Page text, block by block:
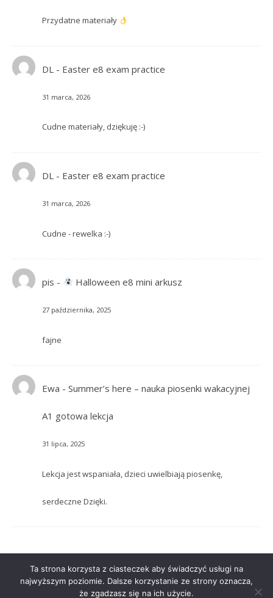
Przydatne materiały
DL - Easter e8 exam practice
31 marca, 2026
Cudne materiały, dziękuję :-)
DL - Easter e8 exam practice
31 marca, 2026
Cudne - rewelka :-)
pis - Halloween e8 mini arkusz
27 października, 2025
fajne
Ewa - Summer’s here – nauka piosenki wakacyjnej
A1 gotowa lekcja
31 lipca, 2025
Lekcja jest wspaniała, dzieci uwielbiają piosenkę,
serdeczne Dzięki.
Ta strona korzysta z ciasteczek aby świadczyć usługi na
najwyższym poziomie. Dalsze korzystanie ze strony oznacza,
że zgadzasz się na ich użycie.